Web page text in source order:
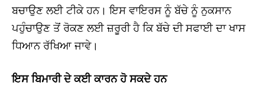
ਬਚਾਉਣ ਲਈ ਟੀਕੇ ਹਨ। ਇਸ ਵਾਇਰਸ ਨੂੰ ਬੱਚੇ ਨੂੰ ਨੁਕਸਾਨ
ਪਹੁੰਚਾਉਣ ਤੋਂ ਰੋਕਣ ਲਈ ਜ਼ਰੂਰੀ ਹੈ ਕਿ ਬੱਚੇ ਦੀ ਸਫਾਈ ਦਾ ਖਾਸ
ਧਿਆਨ ਰੱਖਿਆ ਜਾਵੇ।
ਇਸ ਬਿਮਾਰੀ ਦੇ ਕਈ ਕਾਰਨ ਹੋ ਸਕਦੇ ਹਨ